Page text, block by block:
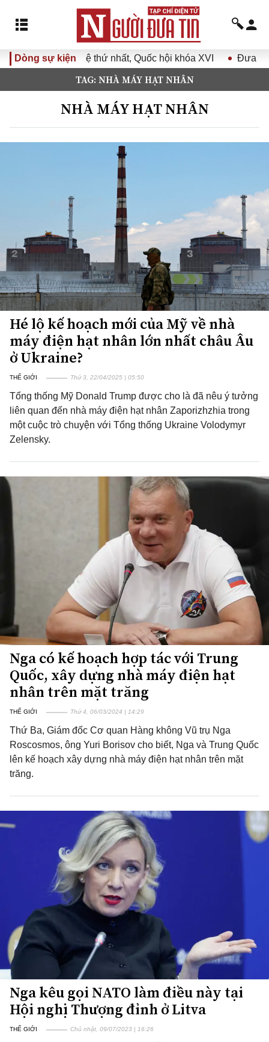
Dòng sự kiện
lệ thứ nhất, Quốc hội khóa XVI Đưa Nghị quyết Đại
TAG: NHÀ MÁY HẠT NHÂN
NHÀ MÁY HẠT NHÂN
Hé lộ kế hoạch mới của Mỹ về nhà
máy điện hạt nhân lớn nhất châu Âu
ở Ukraine?
THẾ GIỚI Thứ 3, 22/04/2025 | 05:50
Tổng thống Mỹ Donald Trump được cho là đã nêu ý tưởng
liên quan đến nhà máy điện hạt nhân Zaporizhzhia trong
một cuộc trò chuyện với Tổng thống Ukraine Volodymyr
Zelensky.
Nga có kế hoạch hợp tác với Trung
Quốc, xây dựng nhà máy điện hạt
nhân trên mặt trăng
THẾ GIỚI Thứ 4, 06/03/2024 | 14:29
Thứ Ba, Giám đốc Cơ quan Hàng không Vũ trụ Nga
Roscosmos, ông Yuri Borisov cho biết, Nga và Trung Quốc
lên kế hoạch xây dựng nhà máy điện hạt nhân trên mặt
trăng.
Nga kêu gọi NATO làm điều này tại
Hội nghị Thượng đỉnh ở Litva
THẾ GIỚI Chủ nhật, 09/07/2023 | 16:26